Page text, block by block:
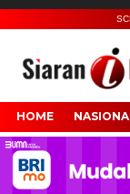
HOME